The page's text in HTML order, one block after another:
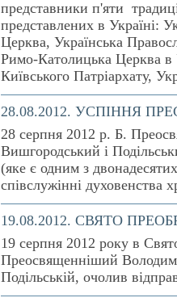
представники п'яти
представлених в Україні:
Церква, Українська
Римо-Католицька Церква в
Київського Патріархату,
28.08.2012. УСПІННЯ
28 серпня 2012 р. Б.
Вишгородський і
(яке є одним з
співслужінні духовенства
19.08.2012. СВЯТО
19 серпня 2012 року в
Преосвященніший
Подільській, очолив